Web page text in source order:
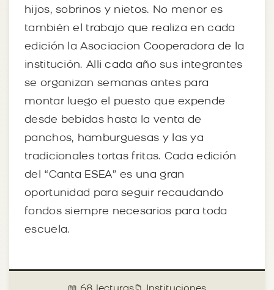
hijos, sobrinos y nietos. No menor es
también el trabajo que realiza en cada
edición la Asociacion Cooperadora de la
institución. Alli cada año sus integrantes
se organizan semanas antes para
montar luego el puesto que expende
desde bebidas hasta la venta de
panchos, hamburguesas y las ya
tradicionales tortas fritas. Cada edición
del “Canta ESEA” es una gran
oportunidad para seguir recaudando
fondos siempre necesarios para toda
escuela.